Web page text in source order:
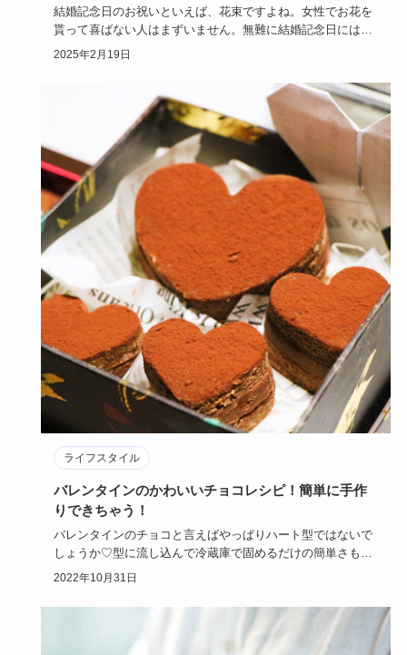
結婚記念日のお祝いといえば、花束ですよね。女性でお花を
貰って喜ばない人はまずいません。無難に結婚記念日には花
束を贈る男性は…
2025年2月19日
ライフスタイル
バレンタインのかわいいチョコレシピ！簡単に手作
りできちゃう！
バレンタインのチョコと言えばやっぱりハート型ではないで
しょうか♡型に流し込んで冷蔵庫で固めるだけの簡単さも嬉
しいポイント。…
2022年10月31日